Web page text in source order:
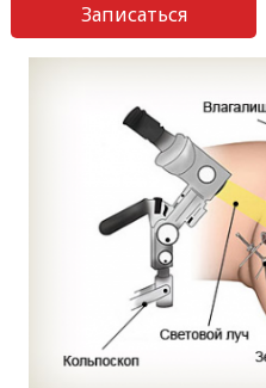
Записаться